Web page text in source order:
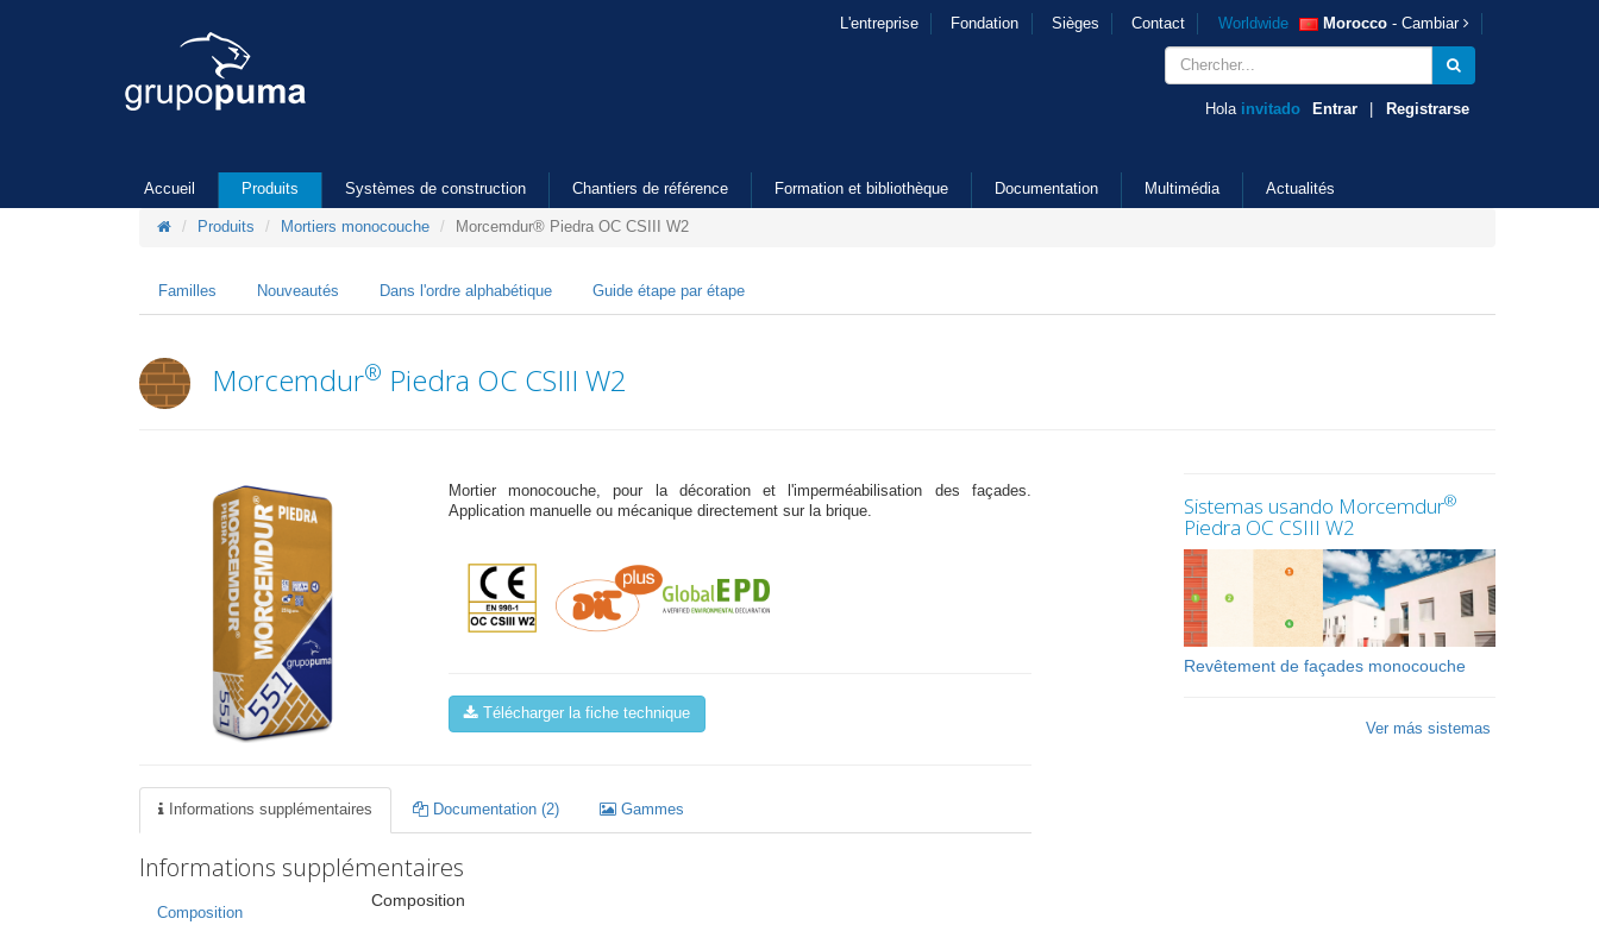
L'entreprise Fondation Sièges Contact Worldwide Morocco- Cambiar
Hola invitado Entrar Registrarse
Accueil Produits Systèmes de construction Chantiers de référence Formation et bibliothèque Documentation Multimédia Actualités
Produits Mortiers monocouche Morcemdur® Piedra OC CSIII W2
Familles Nouveautés Dans l'ordre alphabétique Guide étape par étape
Morcemdur® Piedra OC CSIII W2
Mortier monocouche, pour la décoration et l'imperméabilisation des façades.
Application manuelle ou mécanique directement sur la brique.
Télécharger la fiche technique
Informations supplémentaires Documentation (2) Gammes
Informations supplémentaires
Composition
Composition
Sistemas usando Morcemdur®
Piedra OC CSIII W2
Revêtement de façades monocouche
Ver más sistemas